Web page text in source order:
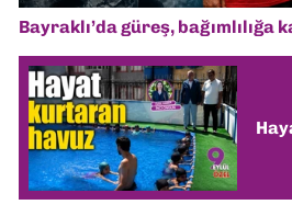
Bayraklı’da güreş, bağımlılığa